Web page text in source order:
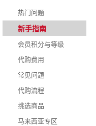
热门问题
新手指南
会员积分与等级
代购费用
常见问题
代购流程
挑选商品
马来西亚专区